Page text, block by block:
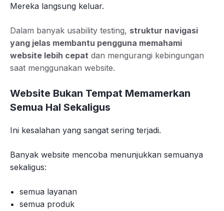
Mereka langsung keluar.
Dalam banyak usability testing, struktur navigasi
yang jelas membantu pengguna memahami
website lebih cepat dan mengurangi kebingungan
saat menggunakan website.
Website Bukan Tempat Memamerkan
Semua Hal Sekaligus
Ini kesalahan yang sangat sering terjadi.
Banyak website mencoba menunjukkan semuanya
sekaligus:
semua layanan
semua produk